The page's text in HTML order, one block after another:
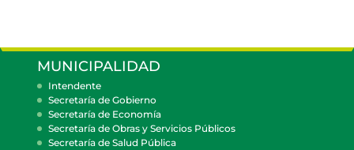
MUNICIPALIDAD
Intendente
Secretaría de Gobierno
Secretaría de Economía
Secretaría de Obras y Servicios Públicos
Secretaría de Salud Pública